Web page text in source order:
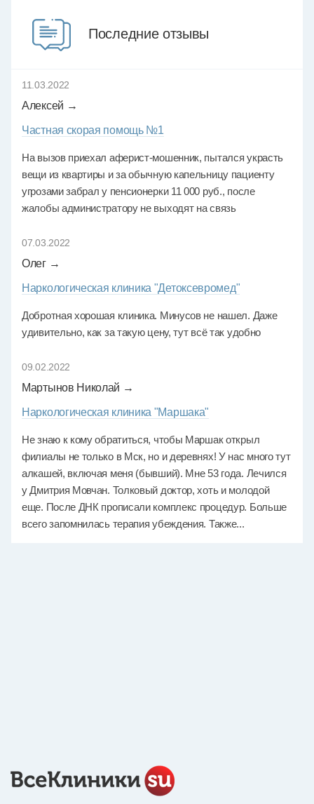
Последние отзывы
11.03.2022
Алексей →
Частная скорая помощь №1
На вызов приехал аферист-мошенник, пытался украсть
вещи из квартиры и за обычную капельницу пациенту
угрозами забрал у пенсионерки 11 000 руб., после
жалобы администратору не выходят на связь
07.03.2022
Олег →
Наркологическая клиника "Детоксевромед"
Добротная хорошая клиника. Минусов не нашел. Даже
удивительно, как за такую цену, тут всё так удобно
09.02.2022
Мартынов Николай →
Наркологическая клиника "Маршака"
Не знаю к кому обратиться, чтобы Маршак открыл
филиалы не только в Мск, но и деревнях! У нас много тут
алкашей, включая меня (бывший). Мне 53 года. Лечился
у Дмитрия Мовчан. Толковый доктор, хоть и молодой
еще. После ДНК прописали комплекс процедур. Больше
всего запомнилась терапия убеждения. Также...